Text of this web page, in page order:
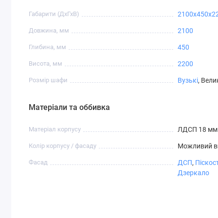
СТ-5,4 СТ-6,1 СТ-6,2 СТ-7,1
Габарити (ДхГхВ)
Довжина, мм 2100
Глибина, мм 450
Висота, мм 2200
Розмір шафи Вузькі,
Матеріали та оббивка
Матеріал корпусу ЛДСП 18 мм
Колір корпусу / фасаду Можливий
Фасад ДСП,
Дзеркало